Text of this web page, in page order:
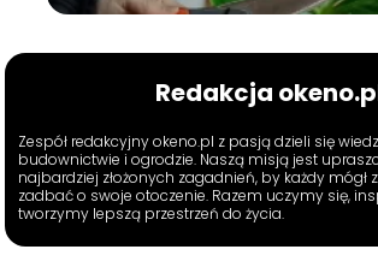
Redakcja
Zespół redakcyjny okeno.pl z pasją dzieli się
budownictwie i ogrodzie. Naszą misją jest
najbardziej złożonych zagadnień, by każdy mógł
zadbać o swoje otoczenie. Razem uczymy się,
tworzymy lepszą przestrzeń do życia.